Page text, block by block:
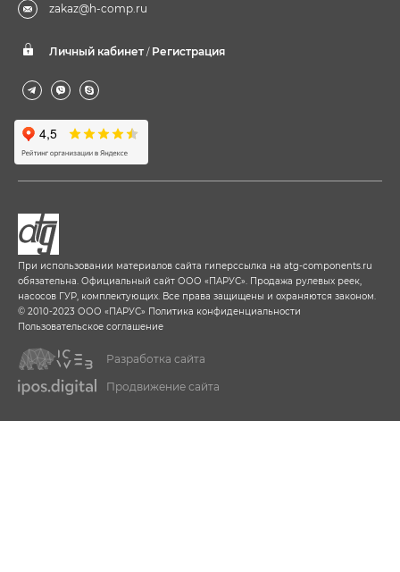
zakaz@h-comp.ru
Личный кабинет / Регистрация
При использовании материалов сайта гиперссылка на atg-components.ru
обязательна. Официальный сайт ООО «ПАРУС». Продажа рулевых реек,
насосов ГУР, комплектующих. Все права защищены и охраняются законом.
© 2010-2023 ООО «ПАРУС» Политика конфиденциальности
Пользовательское соглашение
Разработка сайта
Продвижение сайта